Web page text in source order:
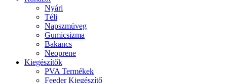
Nyári
Téli
Napszmüveg
Gumicsizma
Bakancs
Neoprene
Kiegészítők
PVA Termékek
Feeder Kiegészítő